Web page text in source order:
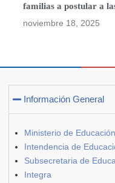
familias a postular a
noviembre 18, 2025
Información General
Ministerio de Educación
Intendencia de
Subsecretaria de
Integra